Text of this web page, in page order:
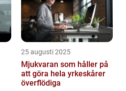
25 augusti 2025
Mjukvaran som håller på
att göra hela yrkeskårer
överflödiga